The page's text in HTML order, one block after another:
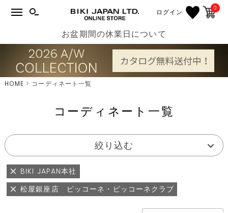
ログイン 0
お盆期間の休業日について
HOME コーディネート一覧
コーディネート一覧
絞り込む
BIKI JAPAN本社
松屋銀座店 ピッコーネ・ピッコーネクラブ